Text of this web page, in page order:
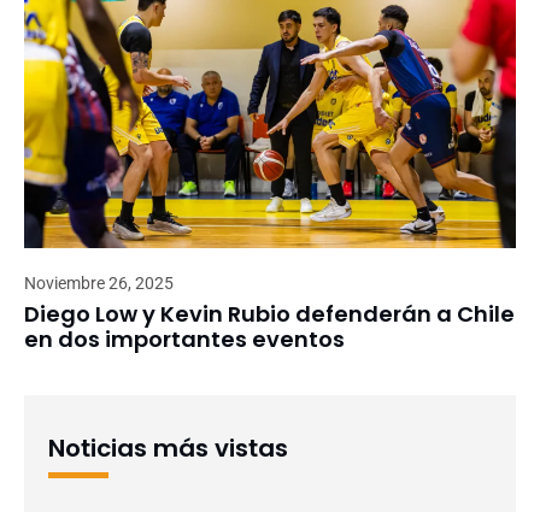
Noviembre 26, 2025
Diego Low y Kevin Rubio defenderán a Chile
en dos importantes eventos
Noticias más vistas